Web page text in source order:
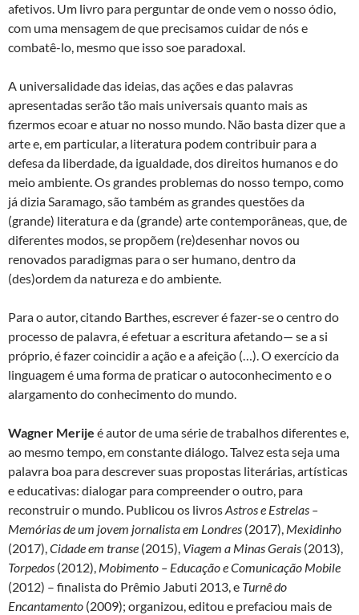
afetivos. Um livro para perguntar de onde vem o nosso ódio,
com uma mensagem de que precisamos cuidar de nós e
combatê-lo, mesmo que isso soe paradoxal.
A universalidade das ideias, das ações e das palavras
apresentadas serão tão mais universais quanto mais as
fizermos ecoar e atuar no nosso mundo. Não basta dizer que a
arte e, em particular, a literatura podem contribuir para a
defesa da liberdade, da igualdade, dos direitos humanos e do
meio ambiente. Os grandes problemas do nosso tempo, como
já dizia Saramago, são também as grandes questões da
(grande) literatura e da (grande) arte contemporâneas, que, de
diferentes modos, se propõem (re)desenhar novos ou
renovados paradigmas para o ser humano, dentro da
(des)ordem da natureza e do ambiente.
Para o autor, citando Barthes, escrever é fazer-se o centro do
processo de palavra, é efetuar a escritura afetando— se a si
próprio, é fazer coincidir a ação e a afeição (…). O exercício da
linguagem é uma forma de praticar o autoconhecimento e o
alargamento do conhecimento do mundo.
Wagner Merije é autor de uma série de trabalhos diferentes e,
ao mesmo tempo, em constante diálogo. Talvez esta seja uma
palavra boa para descrever suas propostas literárias, artísticas
e educativas: dialogar para compreender o outro, para
reconstruir o mundo. Publicou os livrosAstros e Estrelas –
Memórias de um jovem jornalista em Londres (2017), Mexidinho
(2017),Cidade em transe (2015), Viagem a Minas Gerais (2013),
Torpedos (2012), Mobimento – Educação e Comunicação Mobile
(2012) – finalista do Prêmio Jabuti 2013, e Turnê do
Encantamento (2009); organizou, editou e prefaciou mais de